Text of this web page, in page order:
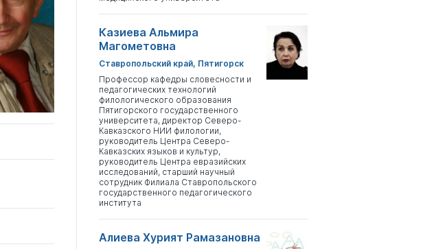
Казиева Альмира
Магометовна
Ставропольский край, Пятигорск
Профессор кафедры словесности и
педагогических технологий
филологического образования
Пятигорского государственного
университета, директор Северо-
Кавказского НИИ филологии,
руководитель Центра Северо-
Кавказских языков и культур,
руководитель Центра евразийских
исследований, старший научный
сотрудник Филиала Ставропольского
государственного педагогического
института
Алиева Хурият Рамазановна